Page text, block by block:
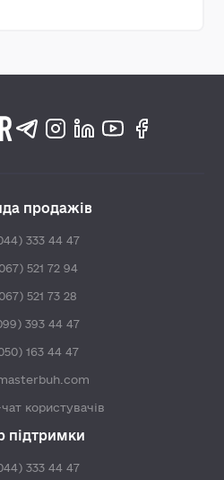
продажів
333 44 47
521 72 94
521 73 28
393 44 47
163 44 47
користувачів
підтримки
333 44 47